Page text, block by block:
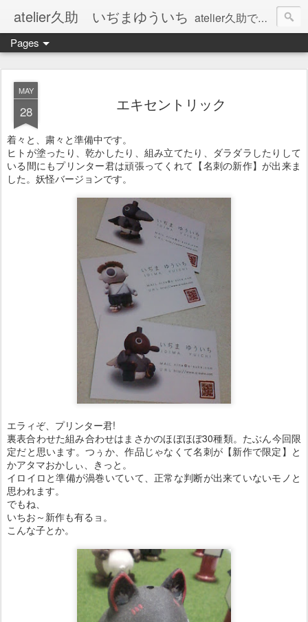
atelier久助 いぢまゆういち atelier久助では土と火から暖かなモノたちを生み出しています。 ご覧になられた方が和んで頂ければ幸いです。
Pages
MAY
28 エキセントリック
着々と、粛々と準備中です。
ヒトが塗ったり、乾かしたり、組み立てたり、ダラダラしたりして
いる間にもプリンター君は頑張ってくれて【名刺の新作】が出来ま
した。妖怪バージョンです。
エラィぞ、プリンター君!
裏表合わせた組み合わせはまさかのほぼほぼ30種類。たぶん今回限
定だと思います。つぅか、作品じゃなくて名刺が【新作で限定】と
かアタマおかしぃ、きっと。
イロイロと準備が渦巻いていて、正常な判断が出来ていないモノと
思われます。
でもね、
いちお～新作も有るョ。
こんな子とか。